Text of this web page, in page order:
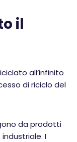
il
all’infinito
di riciclo del
da prodotti
I